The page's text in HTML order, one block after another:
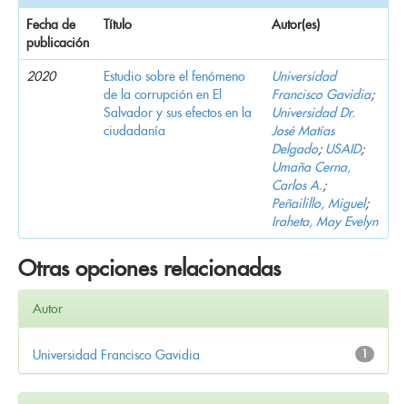
Fecha de
publicación
Título Autor(es)
2020
Estudio sobre el fenómeno
de la corrupción en El
Salvador y sus efectos en la
ciudadanía
Universidad
Francisco Gavidia;
Universidad Dr.
José Matías
Delgado; USAID;
Umaña Cerna,
Carlos A.;
Peñailillo, Miguel;
Iraheta, May Evelyn
Otras opciones relacionadas
Autor
1
Universidad Francisco Gavidia